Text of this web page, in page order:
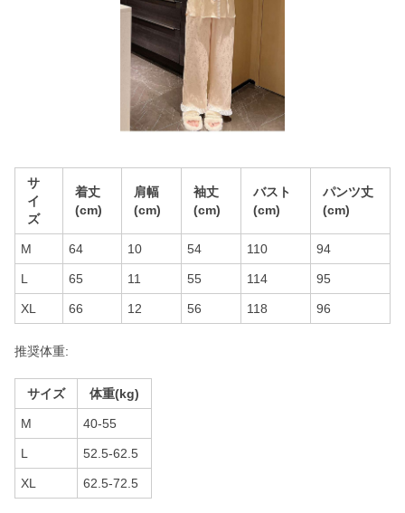
サ
イ
ズ
着丈
(cm)
肩幅
(cm)
袖丈
(cm)
バスト
(cm)
パンツ丈
(cm)
M 64 10 54 110 94
L 65 11 55 114 95
XL 66 12 56 118 96
推奨体重:
サイズ 体重(kg)
M 40-55
L 52.5-62.5
XL 62.5-72.5